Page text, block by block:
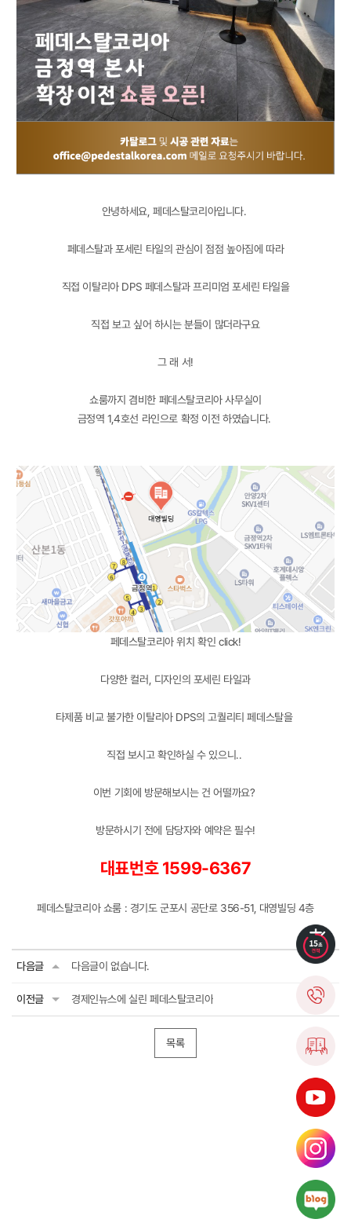
안녕하세요, 페데스탈코리아입니다.
페데스탈과 포세린 타일의 관심이 점점 높아짐에 따라
직접 이탈리아 DPS 페데스탈과 프리미엄 포세린 타일을
직접 보고 싶어 하시는 분들이 많더라구요
그 래 서!
쇼룸까지 겸비한 페데스탈코리아 사무실이
금정역 1,4호선 라인으로 확정 이전 하였습니다.
페데스탈코리아 위치 확인 click!
다양한 컬러, 디자인의 포세린 타일과
타제품 비교 불가한 이탈리아 DPS의 고퀄리티 페데스탈을
직접 보시고 확인하실 수 있으니..
이번 기회에 방문해보시는 건 어떨까요?
방문하시기 전에 담당자와 예약은 필수!
대표번호 1599-6367
페데스탈코리아 쇼룸 : 경기도 군포시 공단로 356-51, 대영빌딩 4층
다음글 다음글이 없습니다.
이전글 경제인뉴스에 실린 페데스탈코리아
목록